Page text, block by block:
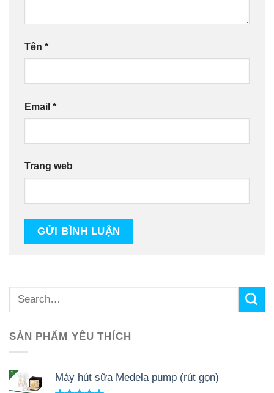
Tên *
Email *
Trang web
SẢN PHẨM YÊU THÍCH
Máy hút sữa Medela pump (rút gọn)